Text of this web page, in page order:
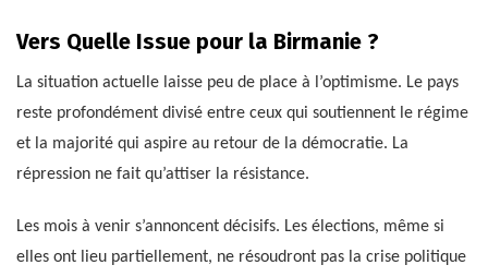
Vers Quelle Issue pour la Birmanie ?
La situation actuelle laisse peu de place à l’optimisme. Le pays
reste profondément divisé entre ceux qui soutiennent le régime
et la majorité qui aspire au retour de la démocratie. La
répression ne fait qu’attiser la résistance.
Les mois à venir s’annoncent décisifs. Les élections, même si
elles ont lieu partiellement, ne résoudront pas la crise politique